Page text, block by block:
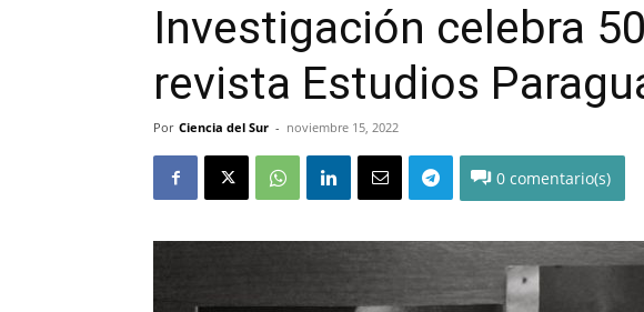
Investigación celebra
revista Estudios
Por Ciencia del Sur - noviembre 15, 2022
0